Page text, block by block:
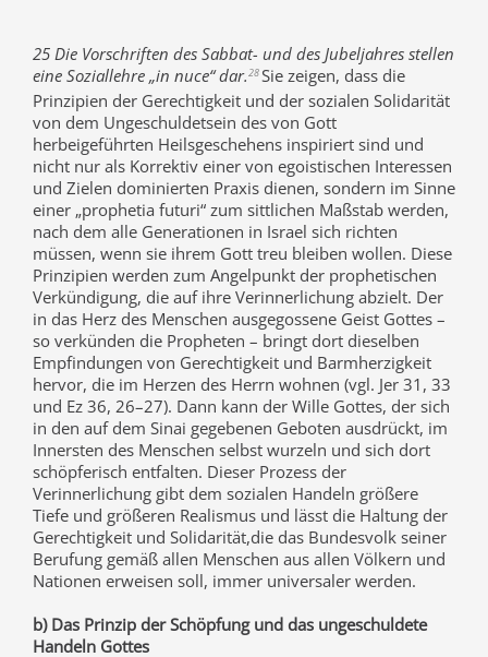
25 Die Vorschriften des Sabbat- und des Jubeljahres stellen
eine Soziallehre „in nuce“ dar.28Sie zeigen, dass die
Prinzipien der Gerechtigkeit und der sozialen Solidarität
von dem Ungeschuldetsein des von Gott
herbeigeführten Heilsgeschehens inspiriert sind und
nicht nur als Korrektiv einer von egoistischen Interessen
und Zielen dominierten Praxis dienen, sondern im Sinne
einer „prophetia futuri“ zum sittlichen Maßstab werden,
nach dem alle Generationen in Israel sich richten
müssen, wenn sie ihrem Gott treu bleiben wollen. Diese
Prinzipien werden zum Angelpunkt der prophetischen
Verkündigung, die auf ihre Verinnerlichung abzielt. Der
in das Herz des Menschen ausgegossene Geist Gottes –
so verkünden die Propheten – bringt dort dieselben
Empfindungen von Gerechtigkeit und Barmherzigkeit
hervor, die im Herzen des Herrn wohnen (vgl. Jer 31, 33
und Ez 36, 26–27). Dann kann der Wille Gottes, der sich
in den auf dem Sinai gegebenen Geboten ausdrückt, im
Innersten des Menschen selbst wurzeln und sich dort
schöpferisch entfalten. Dieser Prozess der
Verinnerlichung gibt dem sozialen Handeln größere
Tiefe und größeren Realismus und lässt die Haltung der
Gerechtigkeit und Solidarität,die das Bundesvolk seiner
Berufung gemäß allen Menschen aus allen Völkern und
Nationen erweisen soll, immer universaler werden.
b) Das Prinzip der Schöpfung und das ungeschuldete
Handeln Gottes